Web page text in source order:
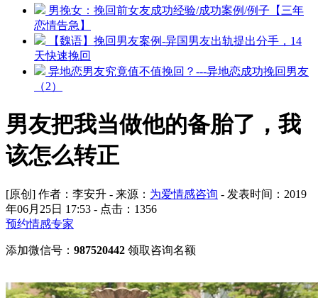
男挽女：挽回前女友成功经验/成功案例/例子【三年
恋情告急】
【魏语】挽回男友案例-异国男友出轨提出分手，14
天快速挽回
异地恋男友究竟值不值挽回？---异地恋成功挽回男友
（2）
男友把我当做他的备胎了，我
该怎么转正
[原创] 作者：李安升 - 来源： 为爱情感咨询 - 发表时间：2019
年06月25日 17:53 - 点击： 1356
预约情感专家
添加微信号： 987520442 领取咨询名额